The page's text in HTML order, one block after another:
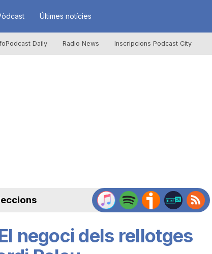
Últimes notícies
Daily Radio News Inscripcions Podcast City
negoci dels rellotges